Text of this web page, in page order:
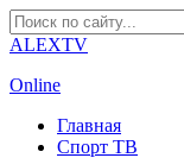
ALEXTV
Online
Главная
Спорт ТВ